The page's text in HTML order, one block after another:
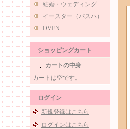
結婚・ウェディング
イースター（パスハ）
OVEN
ショッピングカート
カートの中身
カートは空です。
ログイン
新規登録はこちら
ログインはこちら